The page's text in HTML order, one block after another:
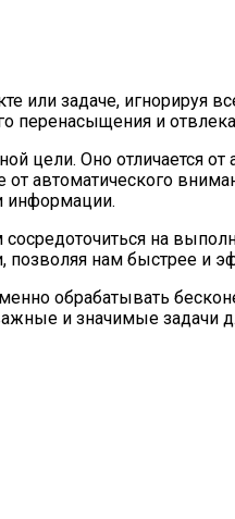
или задаче, игнорируя
перенасыщения и
цели. Оно отличается от
автоматического
информации.
на
позволяя нам быстрее и
обрабатывать
и значимые задачи